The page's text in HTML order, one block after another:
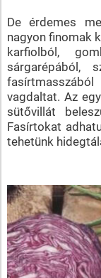
De érdemes
nagyon finomak
karfiolból,
sárgarépából,
vagdaltat. Az
sütővillát
Fasírtokat
tehetünk